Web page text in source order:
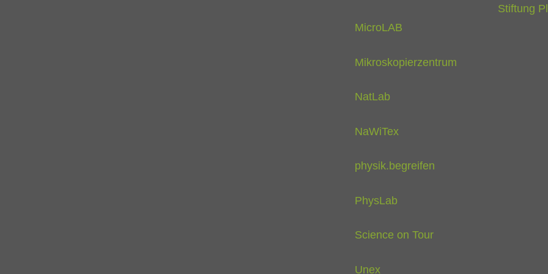
MicroLAB
Mikroskopierzentrum
NatLab
NaWiTex
physik.begreifen
PhysLab
Science on Tour
Unex
Stiftung